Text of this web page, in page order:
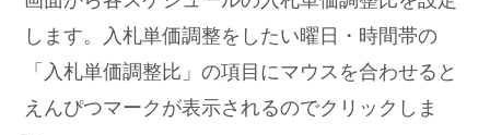
します。入札単価調整をしたい曜日・時間帯の
「入札単価調整比」の項目にマウスを合わせると
えんぴつマークが表示されるのでクリックしま